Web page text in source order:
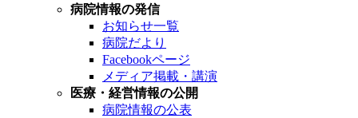
病院情報の発信
お知らせ一覧
病院だより
Facebookページ
メディア掲載・講演
医療・経営情報の公開
病院情報の公表